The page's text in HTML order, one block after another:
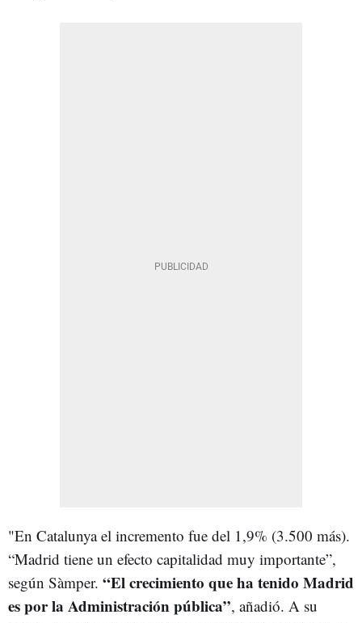
"En Catalunya el incremento fue del 1,9% (3.500 más).
“Madrid tiene un efecto capitalidad muy importante”,
según Sàmper. “El crecimiento que ha tenido Madrid
es por la Administración pública”, añadió. A su